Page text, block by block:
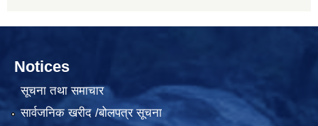
Notices
सूचना तथा समाचार
सार्वजनिक खरीद /बोलपत्र सूचना